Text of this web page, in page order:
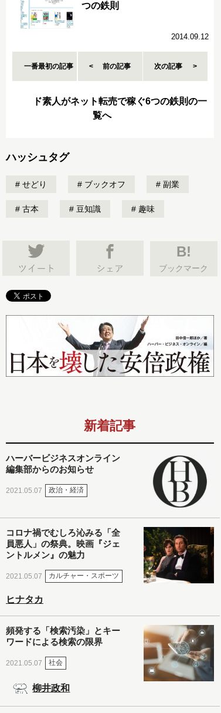
つの鉄則
2014.09.12
一番最初の記事 前の記事 次の記事
ド素人がネット転売で稼ぐ6つの鉄則の一
覧へ
ハッシュタグ
せどり ブックオフ 副業
古本 豆知識 趣味
B!
ブックマーク
新着記事
ハーバービジネスオンライン
編集部からのお知らせ
2021.05.07 政治・経済
コロナ禍でむしろ沁みる「全
員悪人」の祭典。映画『ジェ
ントルメン』の魅力
2021.05.07 カルチャー・スポーツ
ヒナタカ
頻発する「検索汚染」とキー
ワードによる検索の限界
2021.05.07 社会
柳井政和